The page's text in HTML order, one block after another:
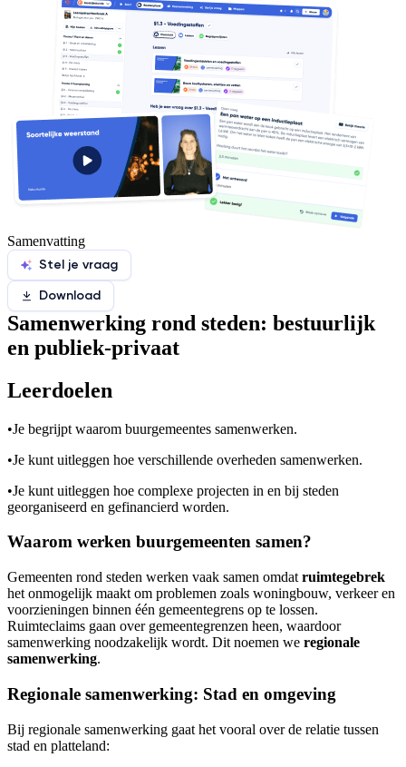
Samenvatting
Stel je vraag
Download
Samenwerking rond steden: bestuurlijk
en publiek-privaat
Leerdoelen
•Je begrijpt waarom buurgemeentes samenwerken.
•Je kunt uitleggen hoe verschillende overheden samenwerken.
•Je kunt uitleggen hoe complexe projecten in en bij steden
georganiseerd en gefinancierd worden.
Waarom werken buurgemeenten samen?
Gemeenten rond steden werken vaak samen omdat ruimtegebrek
het onmogelijk maakt om problemen zoals woningbouw, verkeer en
voorzieningen binnen één gemeentegrens op te lossen.
Ruimteclaims gaan over gemeentegrenzen heen, waardoor
samenwerking noodzakelijk wordt. Dit noemen we regionale
samenwerking.
Regionale samenwerking: Stad en omgeving
Bij regionale samenwerking gaat het vooral over de relatie tussen
stad en platteland: